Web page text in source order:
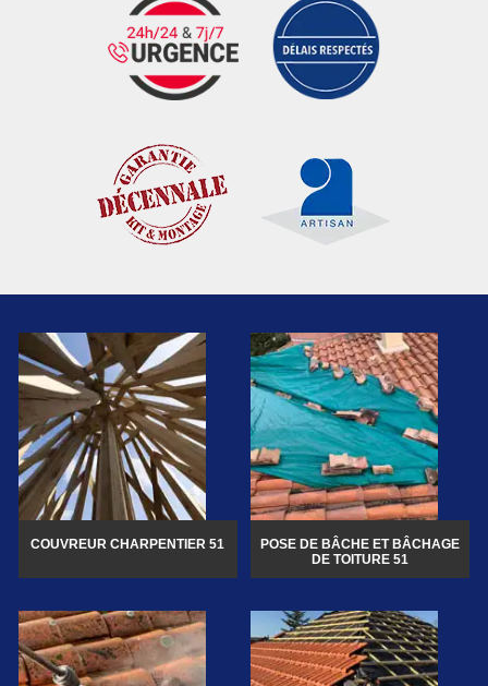
COUVREUR CHARPENTIER 51
POSE DE BÂCHE ET BÂCHAGE
DE TOITURE 51